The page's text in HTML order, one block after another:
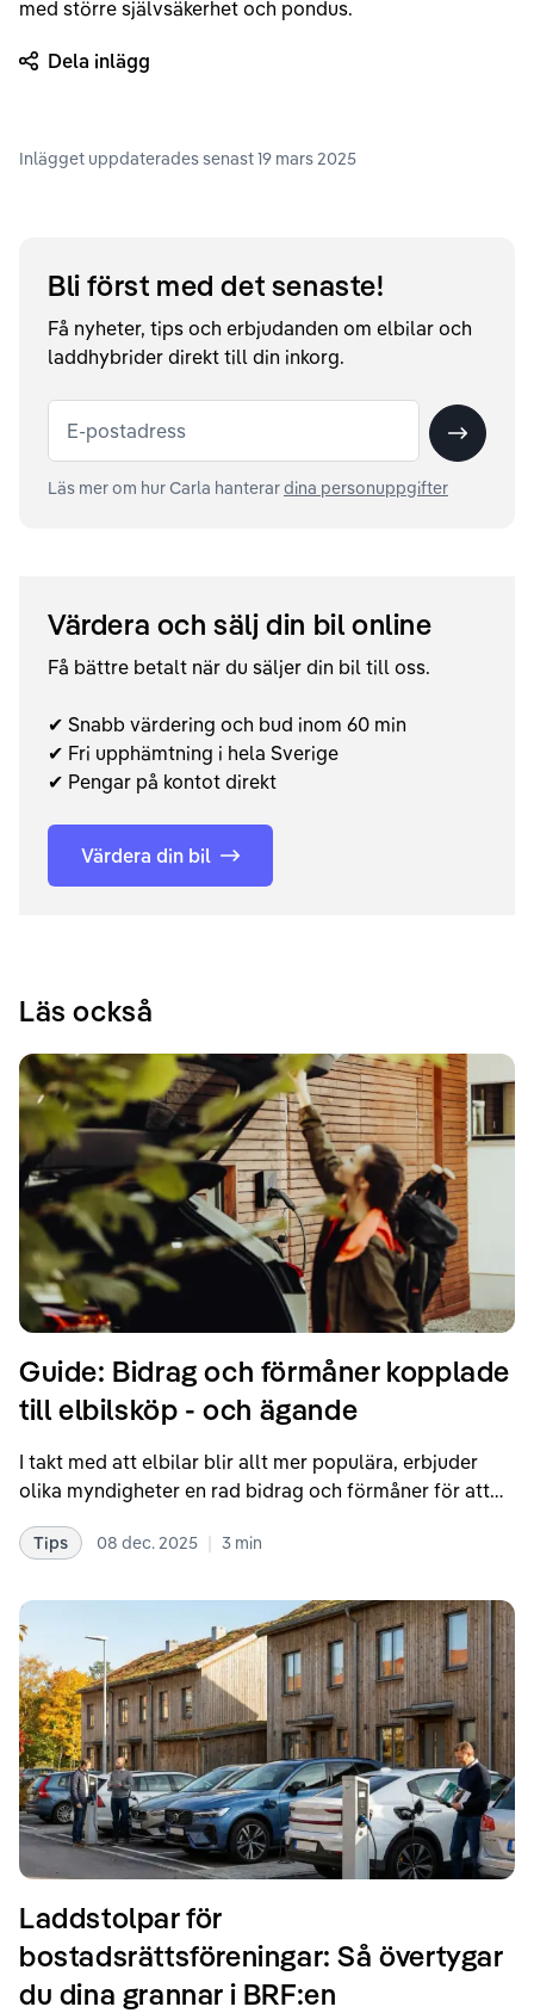
med större självsäkerhet och pondus.
Dela inlägg
Inlägget uppdaterades senast19 mars 2025
Bli först med det senaste!
Få nyheter, tips och erbjudanden om elbilar och
laddhybrider direkt till din inkorg.
E-postadress Skicka
Läs mer om hur Carla hanterardina personuppgifter
Värdera och sälj din bil online
Få bättre betalt när du säljer din bil till oss.
✔ Snabb värdering och bud inom 60 min
✔ Fri upphämtning i hela Sverige
✔ Pengar på kontot direkt
Värdera din bil
Läs också
Guide: Bidrag och förmåner kopplade
till elbilsköp - och ägande
I takt med att elbilar blir allt mer populära, erbjuder
olika myndigheter en rad bidrag och förmåner för att
Tips 08 dec. 2025 | 3 min
Laddstolpar för
bostadsrättsföreningar: Så övertygar
du dina grannar i BRF:en